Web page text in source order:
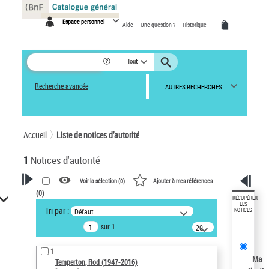
Espace personnel Aide Une question ? Historique
Tout
Recherche avancée AUTRES RECHERCHES
Accueil Liste de notices d’autorité
1 Notices d'autorité
VOTRE RECHERCHE
Recherche avancée dans les
notices d’autorité
Œuvres liées à l'auteur :
Temperton, Rod (1947-2016)
Voir la sélection (0) Ajouter à mes références
(0)
Tri par : Défaut
sur 1
20
résultats/page
1
Temperton, Rod (1947-2016)
RÉCUPÉRER
LES
NOTICES
Ma
Panneau de gestion des cookies